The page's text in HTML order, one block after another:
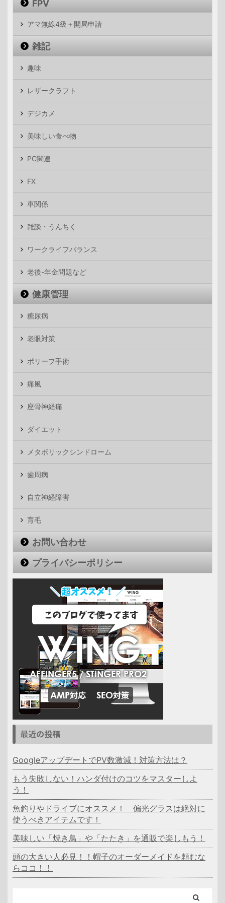
FPV
アマ無線4級＋開局申請
雑記
趣味
レザークラフト
デジカメ
美味しい食べ物
PC関連
FX
車関係
雑談・うんちく
ワークライフバランス
老後-年金問題など
健康管理
糖尿病
老眼対策
ポリープ手術
痛風
座骨神経痛
ダイエット
メタボリックシンドローム
歯周病
自立神経障害
育毛
お問い合わせ
プライバシーポリシー
最近の投稿
GoogleアップデートでPV数激減！対策方法は？
もう失敗しない！ハンダ付けのコツをマスターしよ
う！
魚釣りやドライブにオススメ！ 偏光グラスは絶対に
使うべきアイテムです！
美味しい「焼き鳥」や「たたき」を通販で楽しもう！
頭の大きい人必見！！帽子のオーダーメイドを頼むな
らココ！！